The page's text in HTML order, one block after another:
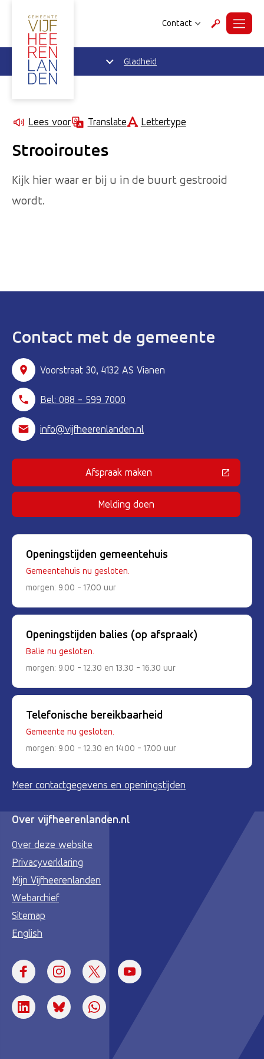
Contact ZoekenMenu
Gladheid
Lees voor Translate Lettertype
Strooiroutes
Kijk hier waar er bij u in de buurt gestrooid
wordt.
Contact met de gemeente
Voorstraat 30, 4132 AS Vianen
Bel: 088 - 599 7000
info@vijfheerenlanden.nl
Afspraak maken(Deze link gaat naar een externe
Melding doen
Openingstijden gemeentehuis
Gemeentehuis nu gesloten.
morgen: 9.00 - 17.00 uur
Openingstijden balies (op afspraak)
Balie nu gesloten.
morgen: 9.00 - 12.30 en 13.30 - 16.30 uur
Telefonische bereikbaarheid
Gemeente nu gesloten.
morgen: 9.00 - 12.30 en 14.00 - 17.00 uur
Meer contactgegevens en openingstijden
Over vijfheerenlanden.nl
Over deze website
Privacyverklaring
Mijn Vijfheerenlanden
Webarchief
Sitemap
English